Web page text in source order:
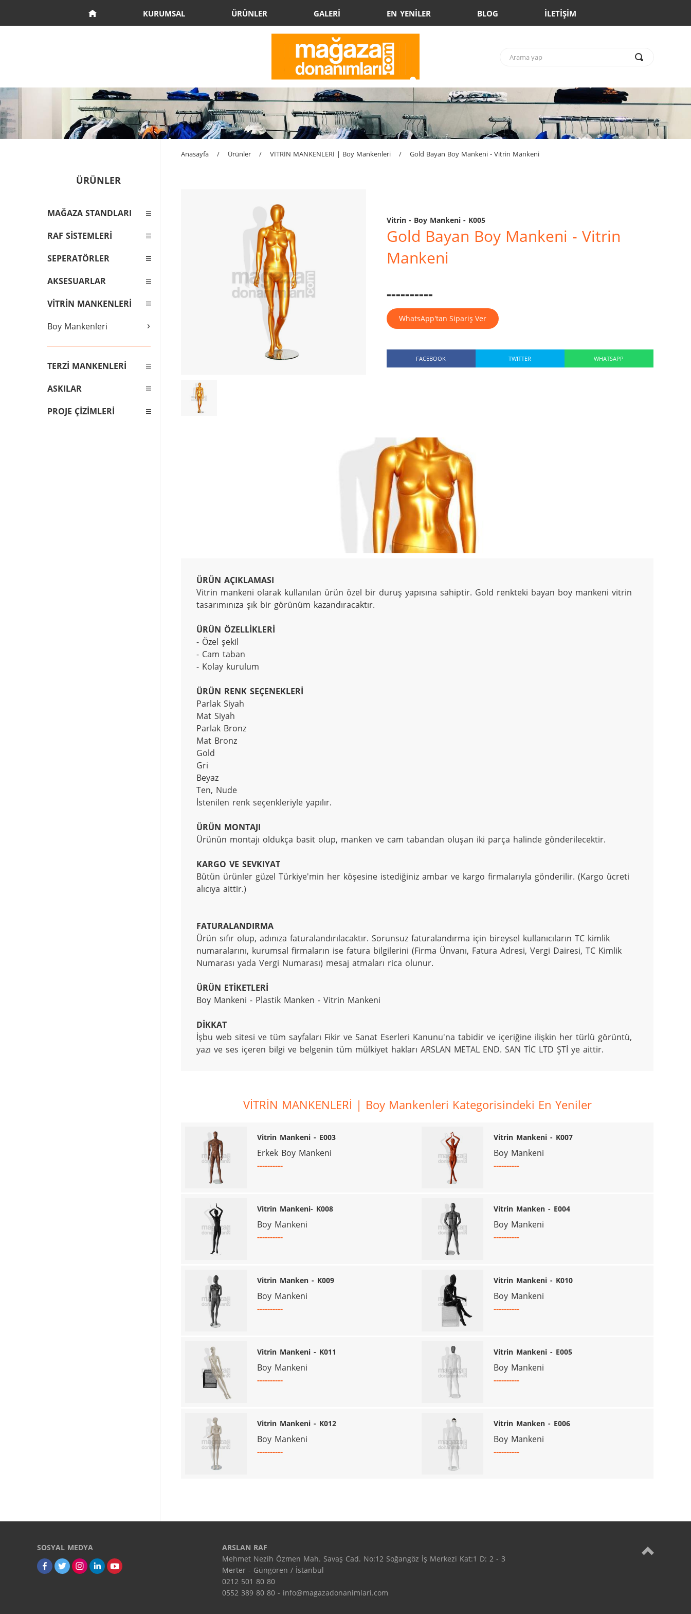
KURUMSAL ÜRÜNLER GALERİ EN YENİLER BLOG İLETİŞİM
ÜRÜNLER
MAĞAZA STANDLARI
RAF SİSTEMLERİ
SEPERATÖRLER
AKSESUARLAR
VİTRİN MANKENLERİ
›
Boy Mankenleri
TERZİ MANKENLERİ
ASKILAR
PROJE ÇİZİMLERİ
Anasayfa / Ürünler / VİTRİN MANKENLERİ | Boy Mankenleri / Gold Bayan Boy Mankeni - Vitrin Mankeni
Vitrin - Boy Mankeni - K005
Gold Bayan Boy Mankeni - Vitrin
Mankeni
----------
WhatsApp'tan Sipariş Ver
FACEBOOK TWITTER WHATSAPP
ÜRÜN AÇIKLAMASI
Vitrin mankeni olarak kullanılan ürün özel bir duruş yapısına sahiptir. Gold renkteki bayan boy mankeni vitrin
tasarımınıza şık bir görünüm kazandıracaktır.
ÜRÜN ÖZELLİKLERİ
- Özel şekil
- Cam taban
- Kolay kurulum
ÜRÜN RENK SEÇENEKLERİ
Parlak Siyah
Mat Siyah
Parlak Bronz
Mat Bronz
Gold
Gri
Beyaz
Ten, Nude
İstenilen renk seçenkleriyle yapılır.
ÜRÜN MONTAJI
Ürünün montajı oldukça basit olup, manken ve cam tabandan oluşan iki parça halinde gönderilecektir.
KARGO VE SEVKIYAT
Bütün ürünler güzel Türkiye'min her köşesine istediğiniz ambar ve kargo firmalarıyla gönderilir. (Kargo ücreti
FATURALANDIRMA
Ürün sıfır olup, adınıza faturalandırılacaktır. Sorunsuz faturalandırma için bireysel kullanıcıların TC kimlik
numaralarını, kurumsal firmaların ise fatura bilgilerini (Firma Ünvanı, Fatura Adresi, Vergi Dairesi, TC Kimlik
Numarası yada Vergi Numarası) mesaj atmaları rica olunur.
ÜRÜN ETİKETLERİ
Boy Mankeni - Plastik Manken - Vitrin Mankeni
DİKKAT
İşbu web sitesi ve tüm sayfaları Fikir ve Sanat Eserleri Kanunu'na tabidir ve içeriğine ilişkin her türlü görüntü,
yazı ve ses içeren bilgi ve belgenin tüm mülkiyet hakları ARSLAN METAL END. SAN TİC LTD ŞTİ ye aittir.
VİTRİN MANKENLERİ | Boy Mankenleri Kategorisindeki En Yeniler
Vitrin Mankeni - E003
Erkek Boy Mankeni
----------
Vitrin Mankeni - K007
Boy Mankeni
----------
Vitrin Mankeni- K008
Boy Mankeni
----------
Vitrin Manken - E004
Boy Mankeni
----------
Vitrin Manken - K009
Boy Mankeni
----------
Vitrin Mankeni - K010
Boy Mankeni
----------
Vitrin Mankeni - K011
Boy Mankeni
----------
Vitrin Mankeni - E005
Boy Mankeni
----------
Vitrin Mankeni - K012
Boy Mankeni
----------
Vitrin Manken - E006
Boy Mankeni
----------
SOSYAL MEDYA
ARSLAN RAF
Mehmet Nezih Özmen Mah. Savaş Cad. No:12 Soğangöz İş Merkezi Kat:1 D: 2 - 3
Merter - Güngören / İstanbul
0212 501 80 80
0552 389 80 80 - info@magazadonanimlari.com